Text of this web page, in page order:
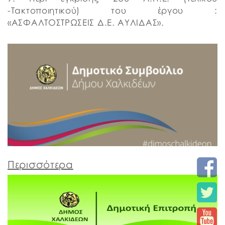
-Τακτοποιητικού) του έργου :
«ΑΣΦΑΛΤΟΣΤΡΩΣΕΙΣ Δ.Ε. ΑΥΛΙΔΑΣ».
Περισσότερα